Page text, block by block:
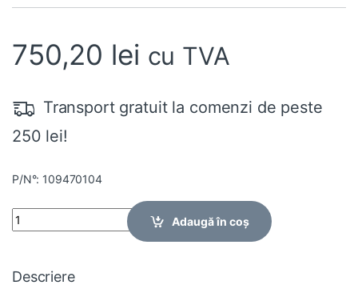
750,20 lei cu TVA
Transport gratuit la comenzi de peste
250 lei!
P/N°: 109470104
Quantity
Adaugă în coș
Descriere